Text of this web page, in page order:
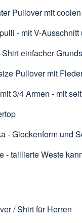
Pullover mit
- mit V-
einfacher
Pullover mit
3/4 Armen - mit
- Glockenform und
- taillierte Weste
/ Shirt für Herren